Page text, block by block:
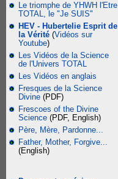
Le triomphe de YHWH l'Etre
TOTAL, le "Je SUIS"
HEV - Hubertelie Esprit de
la Vérité (Vidéos sur
Youtube)
Les Vidéos de la Science
de l'Univers TOTAL
Les Vidéos en anglais
Fresques de la Science
Divine (PDF)
Frescoes of the Divine
Science (PDF, English)
Père, Mère, Pardonne...
Father, Mother, Forgive...
(English)